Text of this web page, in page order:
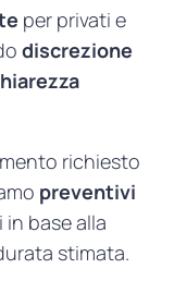
per privati e
discrezione
richiesto
preventivi
in base alla
stimata.